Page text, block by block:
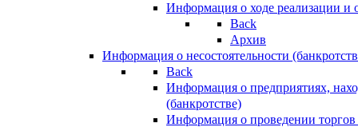
Информация о ходе реализации
Back
Архив
Информация о несостоятельности
Back
Информация о предприятиях,
(банкротстве)
Информация о проведении